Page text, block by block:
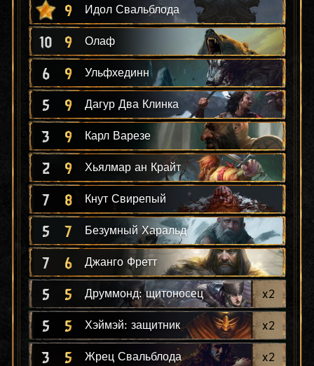
9 Идол Свальблода
10 9 Олаф
6 9 Ульфхединн
5 9 Дагур Два Клинка
3 9 Карл Варезе
2 9 Хьялмар ан Крайт
7 8 Кнут Свирепый
5 7 Безумный Харальд
7 6 Джанго Фретт
5 5 Друммонд: щитоносец x2
5 5 Хэймэй: защитник x2
3 5 Жрец Свальблода x2